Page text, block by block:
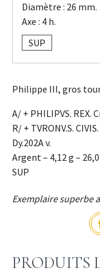
Diamètre : 26 mm.
Axe : 4 h.
SUP
Philippe III, gros
A/ + PHILIPVS. REX.
R/ + TVRONV.S.
Dy.202A v.
Argent – 4,12 g –
SUP
Exemplaire superbe
PRODUITS